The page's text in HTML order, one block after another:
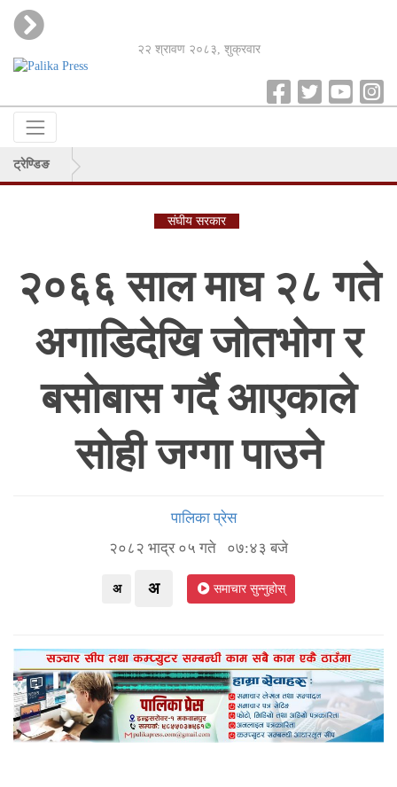
२२ श्रावण २०८३, शुक्रवार
ट्रेण्डिङ
संघीय सरकार
२०६६ साल माघ २८ गते
अगाडिदेखि जोतभोग र
बसोबास गर्दै आएकाले
सोही जग्गा पाउने
पालिका प्रेस
२०८२ भाद्र ०५ गते ०७:४३ बजे
अ अ समाचार सुन्नुहोस्